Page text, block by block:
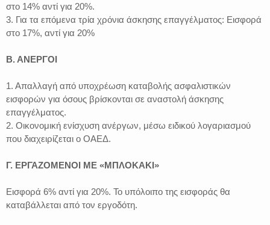
στο 14% αντί για 20%.
3. Για τα επόμενα τρία χρόνια άσκησης επαγγέλματος: Εισφορά
στο 17%, αντί για 20%
Β. ΑΝΕΡΓΟΙ
1. Απαλλαγή από υποχρέωση καταβολής ασφαλιστικών
εισφορών για όσους βρίσκονται σε αναστολή άσκησης
επαγγέλματος.
2. Οικονομική ενίσχυση ανέργων, μέσω ειδικού λογαριασμού
που διαχειρίζεται ο ΟΑΕΔ.
Γ. ΕΡΓΑΖΟΜΕΝΟΙ ΜΕ «ΜΠΛΟΚΑΚΙ»
Εισφορά 6% αντί για 20%. Το υπόλοιπο της εισφοράς θα
καταβάλλεται από τον εργοδότη.